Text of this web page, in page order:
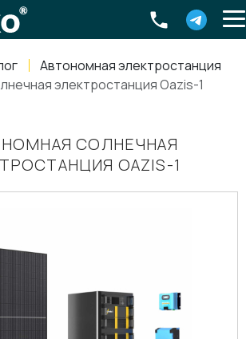
Автономная электростанция
электростанция Oazis-1
СОЛНЕЧНАЯ
OAZIS-1
область Екатеринбург ,